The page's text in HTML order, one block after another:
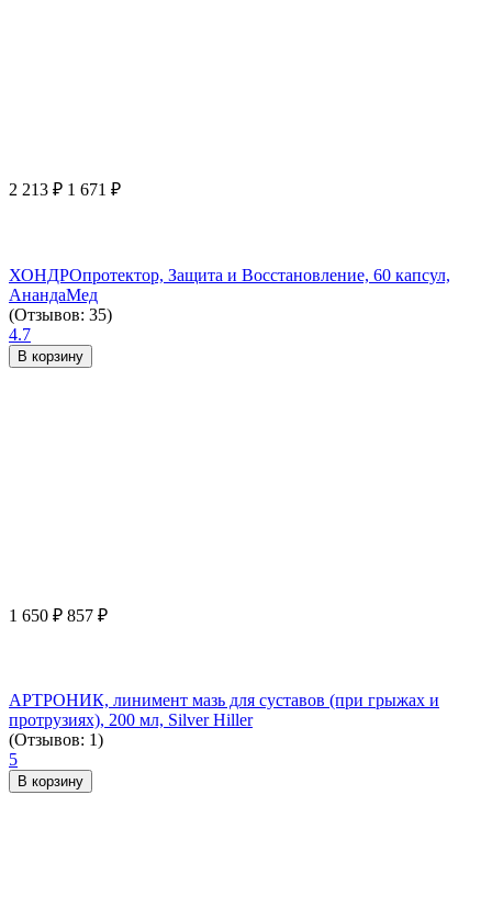
2 213 ₽ 1 671 ₽
ХОНДРОпротектор, Защита и Восстановление, 60 капсул,
АнандаМед
(Отзывов: 35)
4.7
В корзину
1 650 ₽ 857 ₽
АРТРОНИК, линимент мазь для суставов (при грыжах и
протрузиях), 200 мл, Silver Hiller
(Отзывов: 1)
5
В корзину